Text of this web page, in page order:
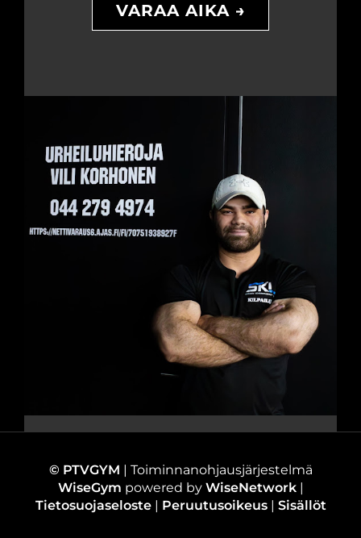
VARAA AIKA →
© PTVGYM | Toiminnanohjausjärjestelmä
WiseGym powered by WiseNetwork|
Tietosuojaseloste| Peruutusoikeus| Sisällöt